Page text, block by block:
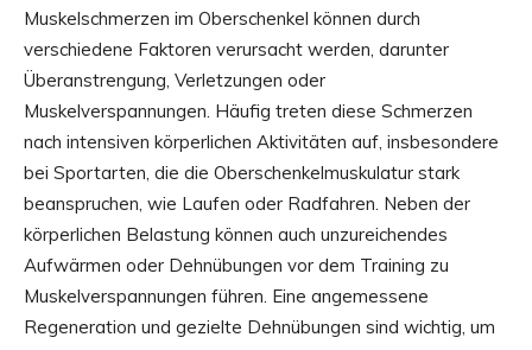
Muskelschmerzen im Oberschenkel können durch
verschiedene Faktoren verursacht werden, darunter
Überanstrengung, Verletzungen oder
Muskelverspannungen. Häufig treten diese Schmerzen
nach intensiven körperlichen Aktivitäten auf, insbesondere
bei Sportarten, die die Oberschenkelmuskulatur stark
beanspruchen, wie Laufen oder Radfahren. Neben der
körperlichen Belastung können auch unzureichendes
Aufwärmen oder Dehnübungen vor dem Training zu
Muskelverspannungen führen. Eine angemessene
Regeneration und gezielte Dehnübungen sind wichtig, um